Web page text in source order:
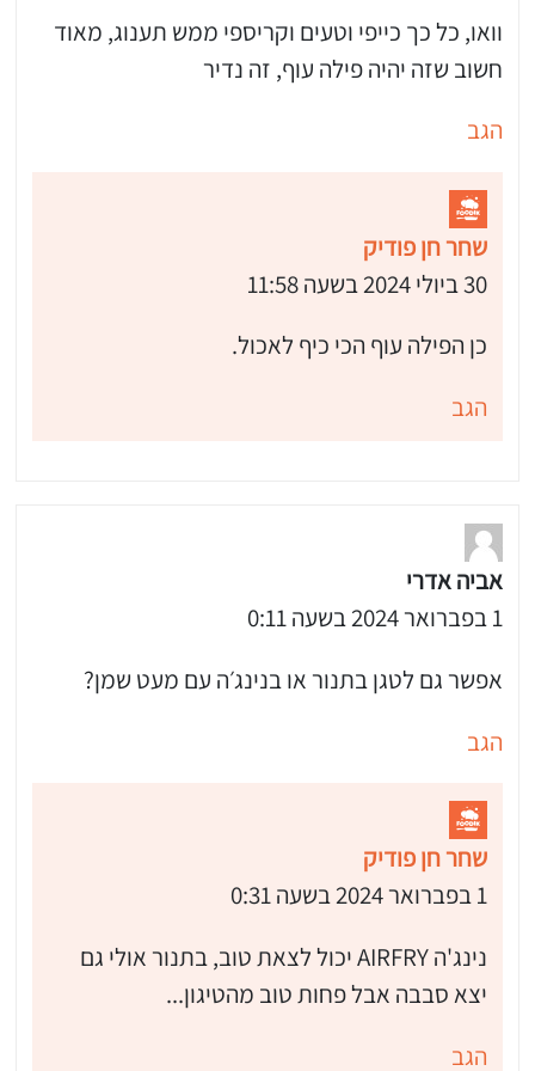
וואו, כל כך כייפי וטעים וקריספי ממש תענוג, מאוד
חשוב שזה יהיה פילה עוף, זה נדיר
הגב
שחר חן פודיק
30 ביולי 2024 בשעה 11:58
כן הפילה עוף הכי כיף לאכול.
הגב
אביה אדרי
1 בפברואר 2024 בשעה 0:11
אפשר גם לטגן בתנור או בנינג׳ה עם מעט שמן?
הגב
שחר חן פודיק
1 בפברואר 2024 בשעה 0:31
נינג'ה AIRFRY יכול לצאת טוב, בתנור אולי גם
יצא סבבה אבל פחות טוב מהטיגון...
הגב